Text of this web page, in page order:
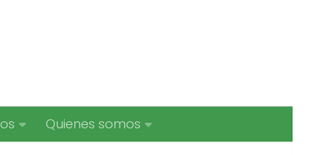
Quienes somos